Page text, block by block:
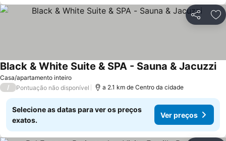
Partilhar
Casa/apartamento inteiro
Black & White Suite & SPA - Sauna & Jacuzzi
/ Pontuação não disponível a 2.1 km de Centro da cidade
Selecione as datas para ver os preços
exatos.
Ver preços